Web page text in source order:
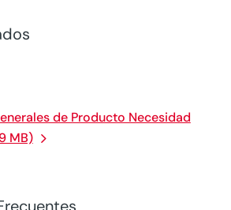
de Producto Necesidad
MB)